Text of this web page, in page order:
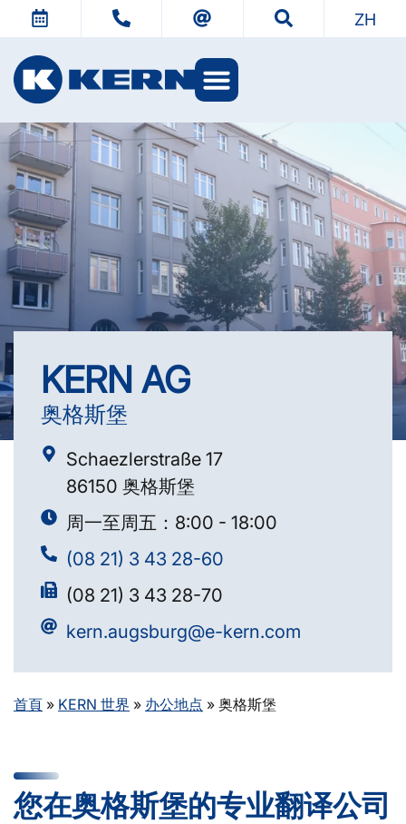
ZH
KERN AG
奥格斯堡
Schaezlerstraße 17
86150 奥格斯堡
周一至周五：8:00 - 18:00
(08 21) 3 43 28-60
(08 21) 3 43 28-70
kern.augsburg@e-kern.com
首頁 » KERN 世界 » 办公地点 » 奥格斯堡
您在奥格斯堡的专业翻译公司